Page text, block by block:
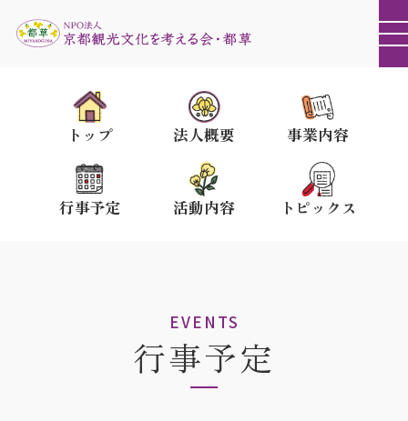
トップ 法人概要 事業内容
行事予定 活動内容 トピックス
EVENTS
行事予定